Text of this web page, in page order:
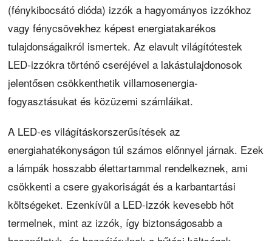
(fénykibocsátó dióda) izzók a hagyományos izzókhoz
vagy fénycsövekhez képest energiatakarékos
tulajdonságaikról ismertek. Az elavult világítótestek
LED-izzókra történő cseréjével a lakástulajdonosok
jelentősen csökkenthetik villamosenergia-
fogyasztásukat és közüzemi számláikat.
A LED-es világításkorszerűsítések az
energiahatékonyságon túl számos előnnyel járnak. Ezek
a lámpák hosszabb élettartammal rendelkeznek, ami
csökkenti a csere gyakoriságát és a karbantartási
költségeket. Ezenkívül a LED-izzók kevesebb hőt
termelnek, mint az izzók, így biztonságosabb a